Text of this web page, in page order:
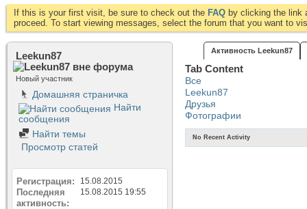
If this is your first visit, be sure to check out the FAQ by clicking the link
proceed. To start viewing messages, select the forum that you want to
Leekun87
Новый участник
Домашняя страничка
Найти
сообщения
Найти темы
Просмотр статей
Регистрация 15.08.2015
Последняя
активность
15.08.2015 19:55
Активность Leekun87
Tab Content
Все
Leekun87
Друзья
Фотографии
No Recent Activity